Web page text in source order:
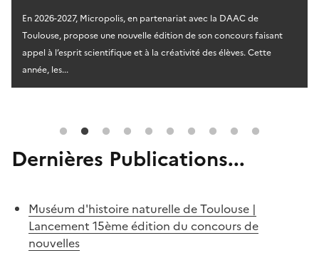
En 2026-2027, Micropolis, en partenariat avec la DAAC de
Toulouse, propose une nouvelle édition de son concours faisant
appel à l’esprit scientifique et à la créativité des élèves. Cette
année, les...
Dernières Publications...
Muséum d'histoire naturelle de Toulouse |
Lancement 15ème édition du concours de
nouvelles